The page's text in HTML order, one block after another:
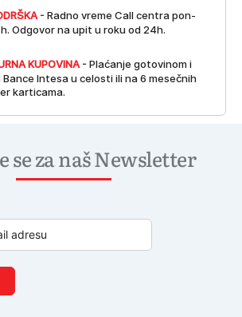
- Radno vreme Call centra pon-
Odgovor na upit u roku od 24h.
KUPOVINA - Plaćanje gotovinom i
Intesa u celosti ili na 6 mesečnih
karticama.
se za naš Newsletter